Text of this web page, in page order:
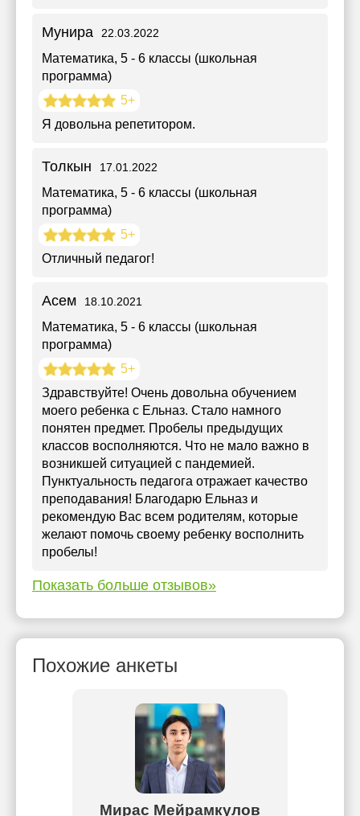
Мунира 22.03.2022
Математика, 5 - 6 классы (школьная
программа)
5+
Я довольна репетитором.
Толкын 17.01.2022
Математика, 5 - 6 классы (школьная
программа)
5+
Отличный педагог!
Асем 18.10.2021
Математика, 5 - 6 классы (школьная
программа)
5+
Здравствуйте! Очень довольна обучением
моего ребенка с Ельназ. Стало намного
понятен предмет. Пробелы предыдущих
классов восполняются. Что не мало важно в
возникшей ситуацией с пандемией.
Пунктуальность педагога отражает качество
преподавания! Благодарю Ельназ и
рекомендую Вас всем родителям, которые
желают помочь своему ребенку восполнить
пробелы!
Показать больше отзывов»
Похожие анкеты
Мирас Мейрамкулов